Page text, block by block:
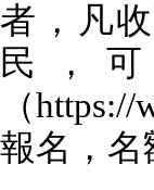
者，凡
民，
（https://
報名，名